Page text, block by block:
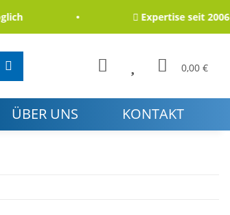
Expertise seit 2006
0,00 €
ÜBER UNS KONTAKT